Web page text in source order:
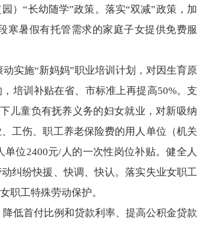
）“长幼随学”政策。落实“双减”政策，加
寒暑假有托管需求的家庭子女提供免费服
实施“新妈妈”职业培训计划，对因生育原
培训补贴在省、市标准上再提高50%。支
儿童负有抚养义务的妇女就业，对新吸纳
工伤、职工养老保险费的用人单位（机关
位2400元/人的一次性岗位补贴。健全人
纠纷快援、快调、快认。落实失业女职工
职工特殊劳动保护。
低首付比例和贷款利率、提高公积金贷款